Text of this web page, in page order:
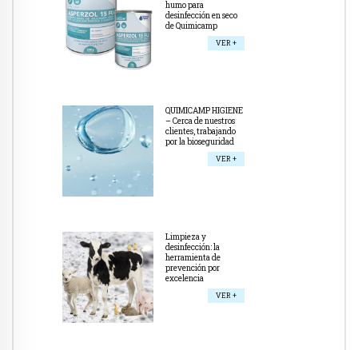
humo para
desinfección en seco
de Quimicamp
VER +
QUIMICAMP HIGIENE
– Cerca de nuestros
clientes, trabajando
por la bioseguridad
VER +
Limpieza y
desinfección: la
herramienta de
prevención por
excelencia
VER +